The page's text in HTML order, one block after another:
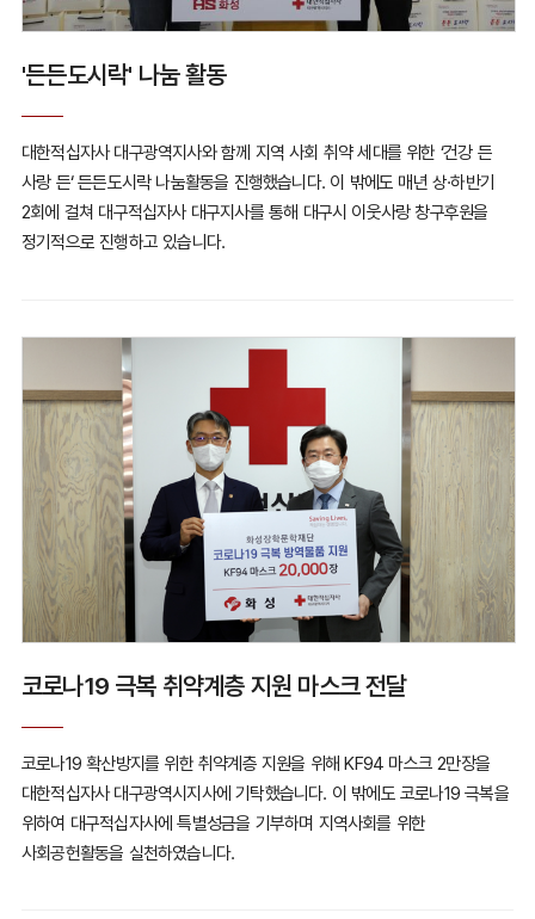
'든든도시락' 나눔 활동
대한적십자사 대구광역지사와 함께 지역 사회 취약 세대를 위한 ‘건강 든
사랑 든‘ 든든도시락 나눔활동을 진행했습니다. 이 밖에도 매년 상·하반기
2회에 걸쳐 대구적십자사 대구지사를 통해 대구시 이웃사랑 창구후원을
정기적으로 진행하고 있습니다.
코로나19 극복 취약계층 지원 마스크 전달
코로나19 확산방지를 위한 취약계층 지원을 위해KF94 마스크 2만장을
대한적십자사 대구광역시지사에 기탁했습니다. 이 밖에도 코로나19 극복을
위하여 대구적십자사에 특별성금을 기부하며 지역사회를 위한
사회공헌활동을 실천하였습니다.